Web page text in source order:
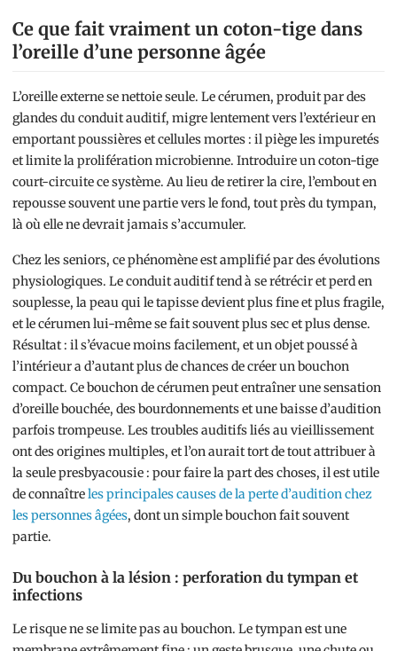
Ce que fait vraiment un coton-tige dans
l’oreille d’une personne âgée
L’oreille externe se nettoie seule. Le cérumen, produit par des
glandes du conduit auditif, migre lentement vers l’extérieur en
emportant poussières et cellules mortes : il piège les impuretés
et limite la prolifération microbienne. Introduire un coton-tige
court-circuite ce système. Au lieu de retirer la cire, l’embout en
repousse souvent une partie vers le fond, tout près du tympan,
là où elle ne devrait jamais s’accumuler.
Chez les seniors, ce phénomène est amplifié par des évolutions
physiologiques. Le conduit auditif tend à se rétrécir et perd en
souplesse, la peau qui le tapisse devient plus fine et plus fragile,
et le cérumen lui-même se fait souvent plus sec et plus dense.
Résultat : il s’évacue moins facilement, et un objet poussé à
l’intérieur a d’autant plus de chances de créer un bouchon
compact. Ce bouchon de cérumen peut entraîner une sensation
d’oreille bouchée, des bourdonnements et une baisse d’audition
parfois trompeuse. Les troubles auditifs liés au vieillissement
ont des origines multiples, et l’on aurait tort de tout attribuer à
la seule presbyacousie : pour faire la part des choses, il est utile
de connaîtreles principales causes de la perte d’audition chez
les personnes âgées, dont un simple bouchon fait souvent
partie.
Du bouchon à la lésion : perforation du tympan et
infections
Le risque ne se limite pas au bouchon. Le tympan est une